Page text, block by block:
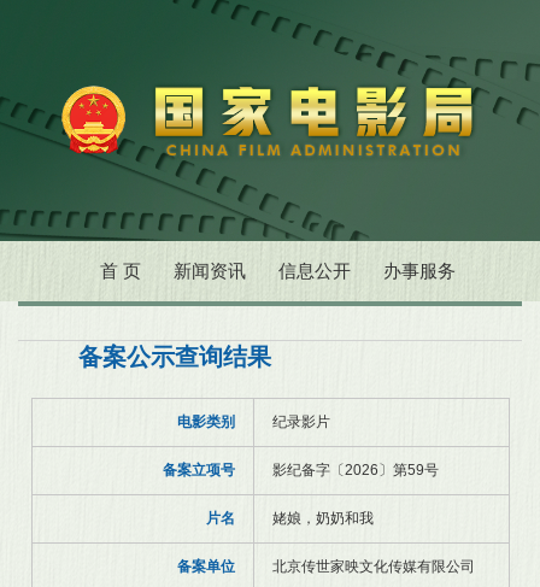
首 页 新闻资讯 信息公开 办事服务
备案公示查询结果
电影类别 纪录影片
备案立项号 影纪备字〔2026〕第59号
片名 姥娘，奶奶和我
备案单位 北京传世家映文化传媒有限公司